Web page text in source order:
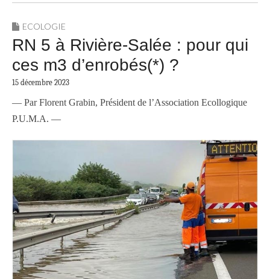
ECOLOGIE
RN 5 à Rivière-Salée : pour qui
ces m3 d’enrobés(*) ?
15 décembre 2023
— Par Florent Grabin, Président de l’Association Ecollogique
P.U.M.A. —